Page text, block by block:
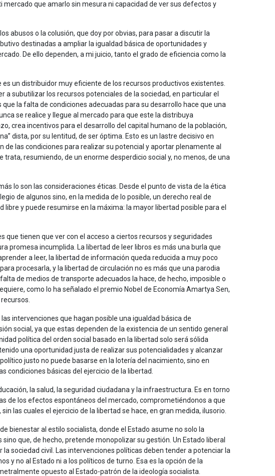
que amarlo sin mesura ni capacidad de ver sus defectos y
abusos o la colusión, que doy por obvias, para pasar a discutir la
destinadas a ampliar la igualdad básica de oportunidades y
De ello dependen, a mi juicio, tanto el grado de eficiencia como la
un distribuidor muy eficiente de los recursos productivos existentes.
subutilizar los recursos potenciales de la sociedad, en particular el
la falta de condiciones adecuadas para su desarrollo hace que una
se realice y llegue al mercado para que este la distribuya
crea incentivos para el desarrollo del capital humano de la población,
dista, por su lentitud, de ser óptima. Esto es un lastre decisivo en
las condiciones para realizar su potencial y aportar plenamente al
trata, resumiendo, de un enorme desperdicio social y, no menos, de una
lo son las consideraciones éticas. Desde el punto de vista de la ética
de algunos sino, en la medida de lo posible, un derecho real de
y puede resumirse en la máxima: la mayor libertad posible para el
que tienen que ver con el acceso a ciertos recursos y seguridades
promesa incumplida. La libertad de leer libros es más una burla que
a leer, la libertad de información queda reducida a muy poco
procesarla, y la libertad de circulación no es más que una parodia
de medios de transporte adecuados la hace, de hecho, imposible o
como lo ha señalado el premio Nobel de Economía Amartya Sen,
intervenciones que hagan posible una igualdad básica de
social, ya que estas dependen de la existencia de un sentido general
política del orden social basado en la libertad solo será sólida
una oportunidad justa de realizar sus potencialidades y alcanzar
justo no puede basarse en la lotería del nacimiento, sino en
condiciones básicas del ejercicio de la libertad.
la salud, la seguridad ciudadana y la infraestructura. Es en torno
de los efectos espontáneos del mercado, comprometiéndonos a que
las cuales el ejercicio de la libertad se hace, en gran medida, ilusorio.
bienestar al estilo socialista, donde el Estado asume no solo la
que, de hecho, pretende monopolizar su gestión. Un Estado liberal
sociedad civil. Las intervenciones políticas deben tender a potenciar la
y no al Estado ni a los políticos de turno. Esa es la opción de la
opuesto al Estado-patrón de la ideología socialista.